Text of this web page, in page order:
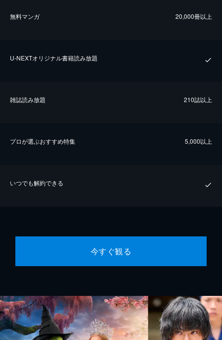
無料マンガ 20,000冊以上
U-NEXTオリジナル書籍読み放題
雑誌読み放題 210誌以上
プロが選ぶおすすめ特集 5,000以上
いつでも解約できる
今すぐ観る